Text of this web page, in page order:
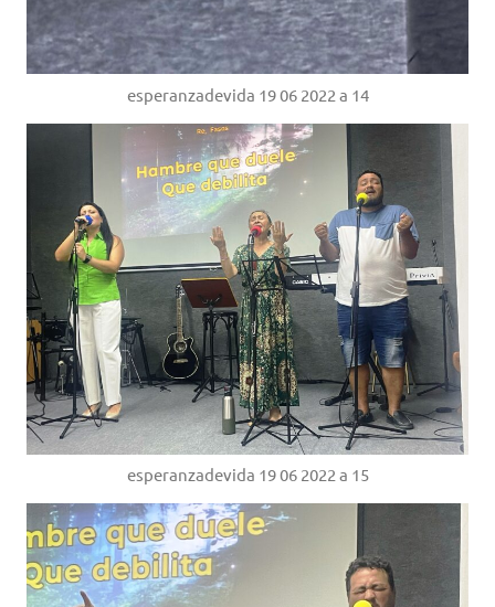
esperanzadevida 19 06 2022 a 14
esperanzadevida 19 06 2022 a 15